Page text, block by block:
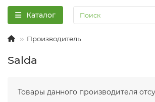
Каталог
Производитель
Salda
Товары данного производителя